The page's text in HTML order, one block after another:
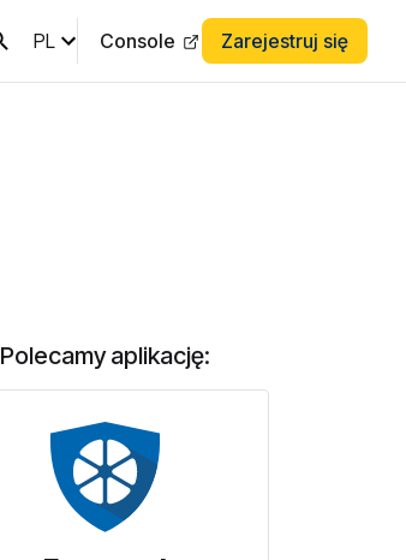
PL Console Zarejestruj się
Polecamy aplikację: